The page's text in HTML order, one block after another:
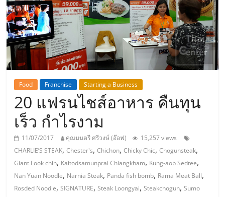
ThaiSMEsCenter,
รวม
ธุรกิจ
เอ
ส
เอ็
Food Franchise Starting a Business
20 แฟรนไชส์อาหาร คืนทุน
เร็ว กำไรงาม
11/07/2017 คุณมนตรี ศรีวงษ์ (อ๊อฟ)
15,257 views
CHARLIE’S STEAK,Chester's,Chichon,Chicky Chic,Chogunsteak,
Giant Look chin, Kaitodsamunprai Chiangkham, Kung-aob Sedtee,
Nan Yuan Noodle, Narnia Steak, Panda fish bomb, Rama Meat Ball,
Rosded Noodle,SIGNATURE,Steak Loongyai,Steakchogun,Sumo